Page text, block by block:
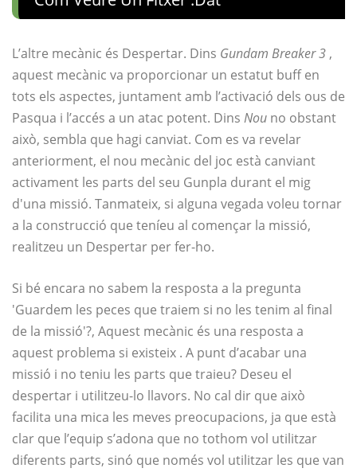
L’altre mecànic és Despertar. Dins Gundam Breaker 3 ,
aquest mecànic va proporcionar un estatut buff en
tots els aspectes, juntament amb l’activació dels ous de
Pasqua i l’accés a un atac potent. Dins Nou no obstant
això, sembla que hagi canviat. Com es va revelar
anteriorment, el nou mecànic del joc està canviant
activament les parts del seu Gunpla durant el mig
d'una missió. Tanmateix, si alguna vegada voleu tornar
a la construcció que teníeu al començar la missió,
realitzeu un Despertar per fer-ho.
Si bé encara no sabem la resposta a la pregunta
'Guardem les peces que traiem si no les tenim al final
de la missió'?, Aquest mecànic és una resposta a
aquest problema si existeix . A punt d’acabar una
missió i no teniu les parts que traieu? Deseu el
despertar i utilitzeu-lo llavors. No cal dir que això
facilita una mica les meves preocupacions, ja que està
clar que l’equip s’adona que no tothom vol utilitzar
diferents parts, sinó que només vol utilitzar les que van